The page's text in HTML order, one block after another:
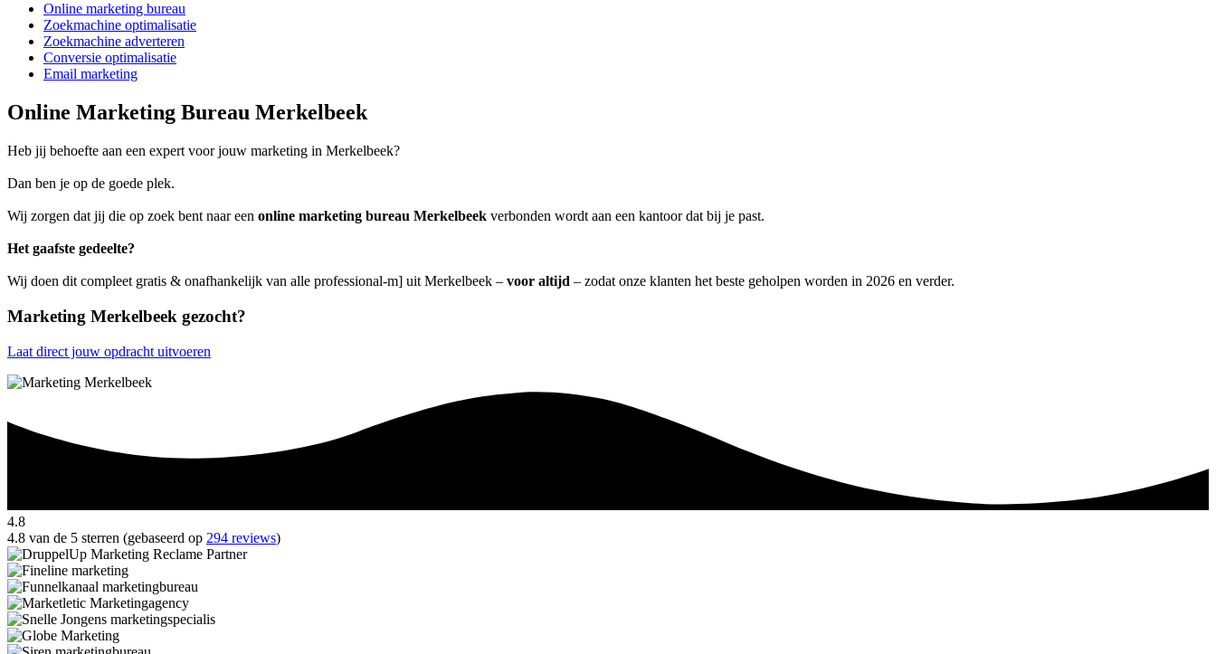
Online marketing bureau
Zoekmachine optimalisatie
Zoekmachine adverteren
Conversie optimalisatie
Email marketing
Online Marketing Bureau Merkelbeek
Heb jij behoefte aan een expert voor jouw marketing in Merkelbeek?
Dan ben je op de goede plek.
Wij zorgen dat jij die op zoek bent naar een online marketing bureau Merkelbeek verbonden wordt aan een kantoor dat bij je past.
Het gaafste gedeelte?
Wij doen dit compleet gratis & onafhankelijk van alle professional-m] uit Merkelbeek – voor altijd – zodat onze klanten het beste geholpen worden in 2026 en verder.
Marketing Merkelbeek gezocht?
Laat direct jouw opdracht uitvoeren
4.8
4.8 van de 5 sterren (gebaseerd op 294 reviews)